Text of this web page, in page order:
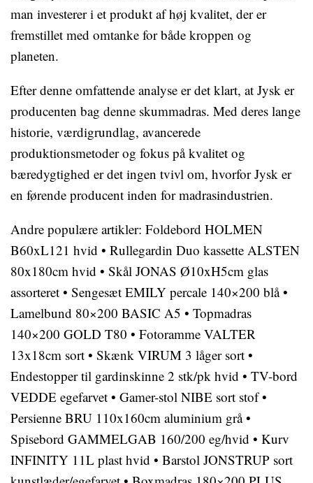
man investerer i et produkt af høj kvalitet, der er
fremstillet med omtanke for både kroppen og
planeten.
Efter denne omfattende analyse er det klart, at Jysk er
producenten bag denne skummadras. Med deres lange
historie, værdigrundlag, avancerede
produktionsmetoder og fokus på kvalitet og
bæredygtighed er det ingen tvivl om, hvorfor Jysk er
en førende producent inden for madrasindustrien.
Andre populære artikler: Foldebord HOLMEN
B60xL121 hvid • Rullegardin Duo kassette ALSTEN
80x180cm hvid • Skål JONAS Ø10xH5cm glas
assorteret • Sengesæt EMILY percale 140×200 blå•
Lamelbund 80×200 BASIC A5 • Topmadras
140×200 GOLD T80 • Fotoramme VALTER
13x18cm sort • Skænk VIRUM 3 låger sort •
Endestopper til gardinskinne 2 stk/pk hvid • TV-bord
VEDDE egefarvet • Gamer-stol NIBE sort stof•
Persienne BRU 110x160cm aluminium grå•
Spisebord GAMMELGAB 160/200 eg/hvid • Kurv
INFINITY 11L plast hvid • Barstol JONSTRUP sort